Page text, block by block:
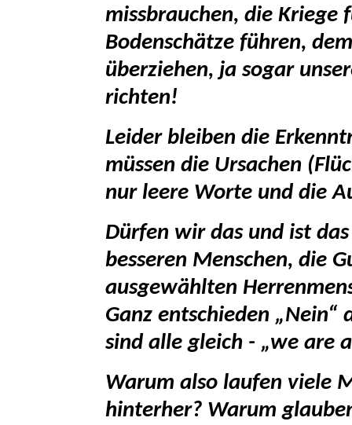
missbrauchen, die Kriege
Bodenschätze führen,
überziehen, ja sogar
richten!
Leider bleiben die
müssen die Ursachen
nur leere Worte und die
Dürfen wir das und ist
besseren Menschen, die
ausgewählten
Ganz entschieden
sind alle gleich - „we are
Warum also laufen viele
hinterher? Warum